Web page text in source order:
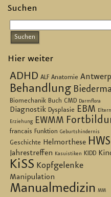
Suchen
Hier weiter
ADHD ALF Anatomie
Behandlung
Biomechanik Buch CMD Darmflora
Diagnostik Dysplasie EBM Eltern
Erziehung EWMM
francais Funktion Geburtshindernis
Geschichte Helmorthese HWS
Jahrestreffen Kasuistiken KIDD
KiSS Kopfgelenke
Manipulation
Manualmedizin MM